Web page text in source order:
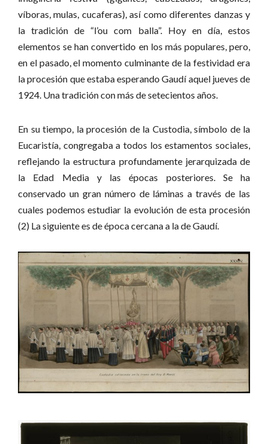
víboras, mulas, cucaferas), así como diferentes danzas y
la tradición de “l’ou com balla”. Hoy en día, estos
elementos se han convertido en los más populares, pero,
en el pasado, el momento culminante de la festividad era
la procesión que estaba esperando Gaudí aquel jueves de
1924. Una tradición con más de setecientos años.
En su tiempo, la procesión de la Custodia, símbolo de la
Eucaristía, congregaba a todos los estamentos sociales,
reflejando la estructura profundamente jerarquizada de
la Edad Media y las épocas posteriores. Se ha
conservado un gran número de láminas a través de las
cuales podemos estudiar la evolución de esta procesión
(2) La siguiente es de época cercana a la de Gaudí.